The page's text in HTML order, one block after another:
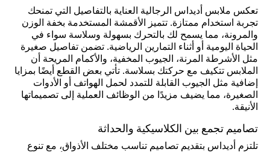
تعكس ملابس أديداس الرجالية العناية بالتفاصيل التي تمنحك
تجربة استخدام ممتازة. تتميز الأقمشة المستخدمة بخفة الوزن
والمرونة، مما يسمح لك بالتحرك بسهولة وسلاسة سواء في
الحياة اليومية أو أثناء التمارين الرياضية. تضمن تفاصيل صغيرة
مثل الأشرطة المرنة، الجيوب المخفية، والأكمام المريحة أن
الملابس تتكيف مع حركتك بسلاسة. تأتي بعض القطع أيضًا بمزايا
إضافية مثل الجيوب القابلة للتمدد لحمل الهواتف أو الأدوات
الصغيرة، مما يضيف مزيدًا من الوظائف العملية إلى تصميماتها
الأنيقة.
تصاميم تجمع بين الكلاسيكية والحداثة
تلتزم أديداس بتقديم تصاميم تناسب مختلف الأذواق، مع تنوع